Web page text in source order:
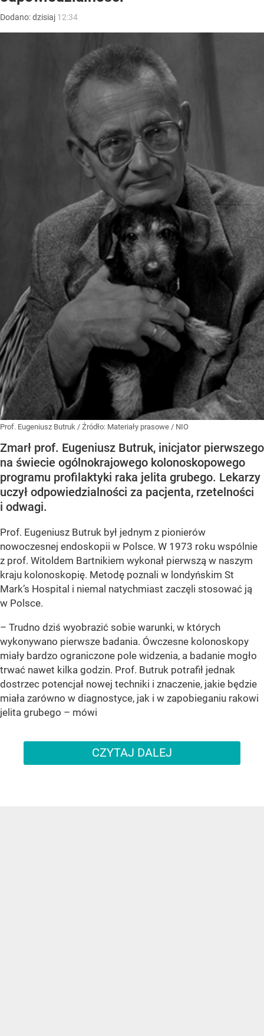
Dodano:dzisiaj 12:34
Prof. Eugeniusz Butruk / Źródło: Materiały prasowe / NIO
Zmarł prof. Eugeniusz Butruk, inicjator pierwszego
na świecie ogólnokrajowego kolonoskopowego
programu profilaktyki raka jelita grubego. Lekarzy
uczył odpowiedzialności za pacjenta, rzetelności
i odwagi.
Prof. Eugeniusz Butruk był jednym z pionierów
nowoczesnej endoskopii w Polsce. W 1973 roku wspólnie
z prof. Witoldem Bartnikiem wykonał pierwszą w naszym
kraju kolonoskopię. Metodę poznali w londyńskim St
Mark’s Hospital i niemal natychmiast zaczęli stosować ją
w Polsce.
– Trudno dziś wyobrazić sobie warunki, w których
wykonywano pierwsze badania. Ówczesne kolonoskopy
miały bardzo ograniczone pole widzenia, a badanie mogło
trwać nawet kilka godzin. Prof. Butruk potrafił jednak
dostrzec potencjał nowej techniki i znaczenie, jakie będzie
miała zarówno w diagnostyce, jak i w zapobieganiu rakowi
jelita grubego – mówi
CZYTAJ DALEJ